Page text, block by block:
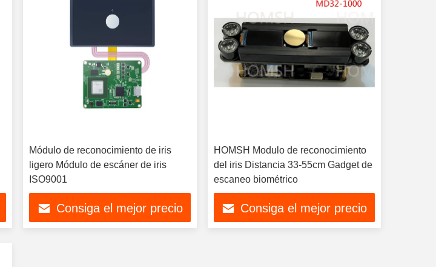
Módulo de reconocimiento de iris
ligero Módulo de escáner de iris
ISO9001
Consiga el mejor precio
HOMSH Modulo de reconocimiento
del iris Distancia 33-55cm Gadget de
escaneo biométrico
Consiga el mejor precio